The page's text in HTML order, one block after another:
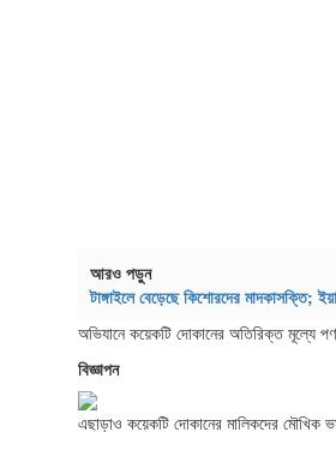
আরও পড়ুন
টাঙ্গাইলে বেড়েছে কিশোরদের মাদকাসক্তি;
অভিযানে কয়েকটি দোকানের অতিরিক্ত মূল্যে
বিজ্ঞাপন
এছাড়াও কয়েকটি দোকানের মালিকদের মৌখিক